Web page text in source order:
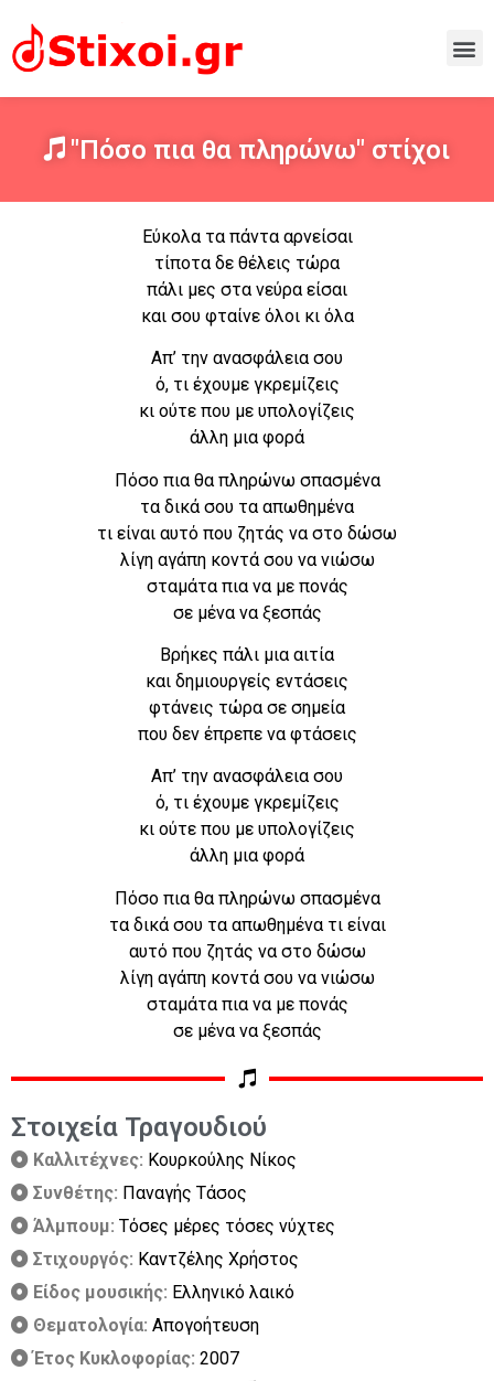
"Πόσο πια θα πληρώνω" στίχοι
Εύκολα τα πάντα αρνείσαι
τίποτα δε θέλεις τώρα
πάλι μες στα νεύρα είσαι
και σου φταίνε όλοι κι όλα
Απ’ την ανασφάλεια σου
ό, τι έχουμε γκρεμίζεις
κι ούτε που με υπολογίζεις
άλλη μια φορά
Πόσο πια θα πληρώνω σπασμένα
τα δικά σου τα απωθημένα
τι είναι αυτό που ζητάς να στο δώσω
λίγη αγάπη κοντά σου να νιώσω
σταμάτα πια να με πονάς
σε μένα να ξεσπάς
Βρήκες πάλι μια αιτία
και δημιουργείς εντάσεις
φτάνεις τώρα σε σημεία
που δεν έπρεπε να φτάσεις
Απ’ την ανασφάλεια σου
ό, τι έχουμε γκρεμίζεις
κι ούτε που με υπολογίζεις
άλλη μια φορά
Πόσο πια θα πληρώνω σπασμένα
τα δικά σου τα απωθημένα τι είναι
αυτό που ζητάς να στο δώσω
λίγη αγάπη κοντά σου να νιώσω
σταμάτα πια να με πονάς
σε μένα να ξεσπάς
Στοιχεία Τραγουδιού
Καλλιτέχνες: Κουρκούλης Νίκος
Συνθέτης: Παναγής Τάσος
Άλμπουμ: Τόσες μέρες τόσες νύχτες
Στιχουργός: Καντζέλης Χρήστος
Είδος μουσικής: Ελληνικό λαικό
Θεματολογία: Απογοήτευση
Έτος Κυκλοφορίας: 2007